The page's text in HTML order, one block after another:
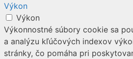
Výkon
Výkon
Výkonnostné súbory cookie sa
a analýzu kľúčových indexov
stránky, čo pomáha pri